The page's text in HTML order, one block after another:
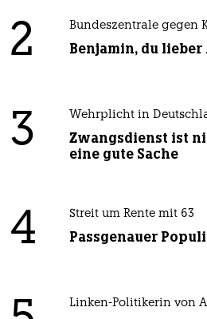
2 Bundeszentrale gegen
Benjamin, du
3 Wehrplicht in
Zwangsdienst ist
eine gute Sache
4 Streit um Rente mit 63
Passgenauer
Linken-Politikerin von